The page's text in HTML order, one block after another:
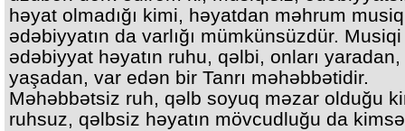
həyat olmadığı kimi, həyatdan məhrum
ədəbiyyatın da varlığı mümkünsüzdür.
ədəbiyyat həyatın ruhu, qəlbi, onları yaradan,
yaşadan, var edən bir Tanrı məhəbbətidir.
Məhəbbətsiz ruh, qəlb soyuq məzar olduğu
ruhsuz, qəlbsiz həyatın mövcudluğu da